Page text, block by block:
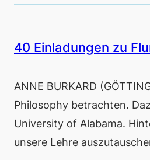
40 Einladungen zu
ANNE BURKARD
Philosophy betrachten.
University of Alabama.
unsere Lehre